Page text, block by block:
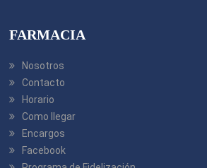
FARMACIA
Nosotros
Contacto
Horario
Como llegar
Encargos
Facebook